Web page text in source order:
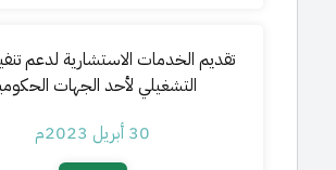
تقديم الخدمات الاستشارية لدعم
التشغيلي لأحد الجهات
30 أبريل 2023م